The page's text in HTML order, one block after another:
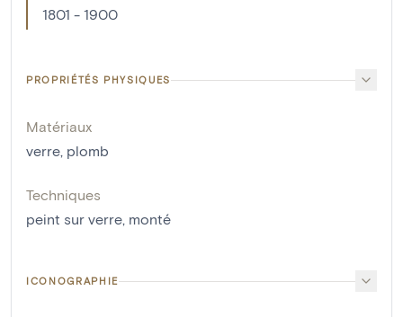
1801 - 1900
PROPRIÉTÉS PHYSIQUES
Matériaux
verre, plomb
Techniques
peint sur verre, monté
ICONOGRAPHIE